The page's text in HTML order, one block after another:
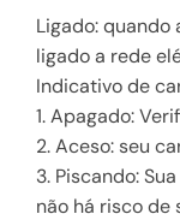
Ligado:
ligado a rede
Indicativo de
1. Apagado:
2. Aceso: seu
3. Piscando:
não há risco de